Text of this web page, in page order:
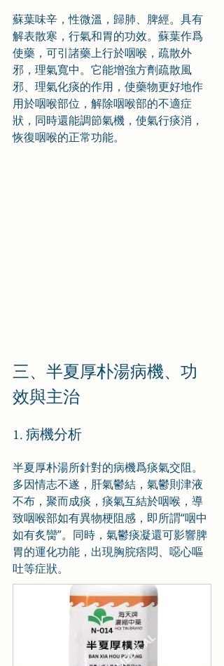
蘇葉味辛，性微溫，歸肺、脾經。具有
解表散寒，行氣和胃的功效。蘇葉作爲
使藥，可引諸藥上行於咽喉，疏散外
邪，理氣寬中。它能增強方劑疏散風
邪、理氣化痰的作用，使藥物更好地作
用於咽喉部位，解除咽喉部的不適症
狀，同時還能調節氣機，使氣行痰消，
恢復咽喉的正常功能。
三、半夏厚朴湯病機、功
效與主治
1. 病機分析
半夏厚朴湯所針對的病機爲痰氣交阻。
多因情志不遂，肝氣鬱結，氣鬱則津液
不布，聚而成痰，痰氣互結於咽喉，導
致咽喉部如有異物梗阻感，即所謂“咽中
如有炙臠”。同時，氣鬱痰凝還可影響脾
胃的運化功能，出現胸脘痞悶、噁心嘔
吐等症狀。